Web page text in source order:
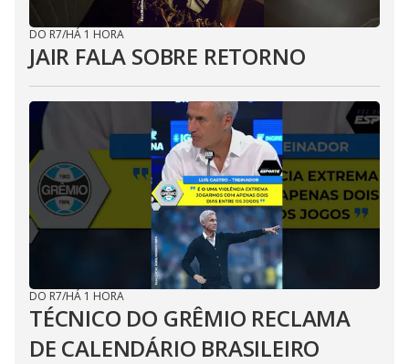
DO R7/HÁ 1 HORA
JAIR FALA SOBRE RETORNO
DO R7/HÁ 1 HORA
TÉCNICO DO GRÊMIO RECLAMA
DE CALENDÁRIO BRASILEIRO